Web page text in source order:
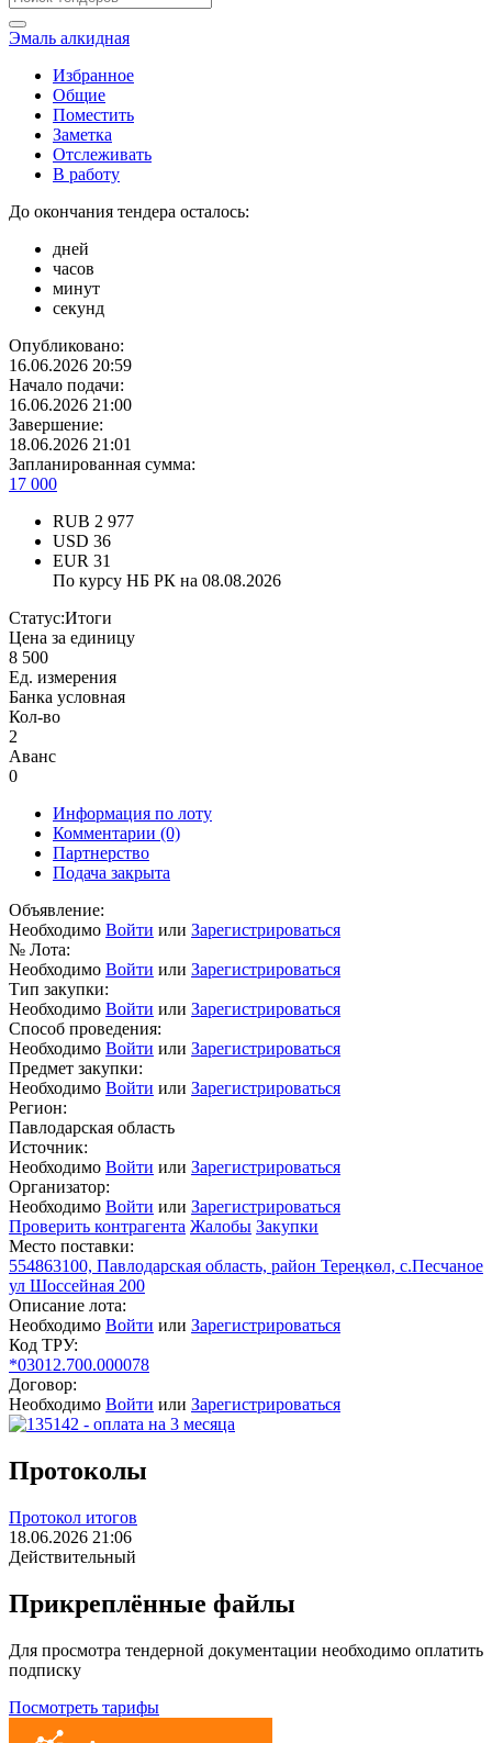
Эмаль алкидная
Избранное
Общие
Поместить
Заметка
Отслеживать
В работу
До окончания тендера осталось:
дней
часов
минут
секунд
Опубликовано:
16.06.2026 20:59
Начало подачи:
16.06.2026 21:00
Завершение:
18.06.2026 21:01
Запланированная сумма:
17 000
RUB 2 977
USD 36
EUR 31
По курсу НБ РК на 08.08.2026
Статус:Итоги
Цена за единицу
8 500
Ед. измерения
Банка условная
Кол-во
2
Аванс
0
Информация по лоту
Комментарии (0)
Партнерство
Подача закрыта
Объявление:
Необходимо Войти или Зарегистрироваться
№ Лота:
Необходимо Войти или Зарегистрироваться
Тип закупки:
Необходимо Войти или Зарегистрироваться
Способ проведения:
Необходимо Войти или Зарегистрироваться
Предмет закупки:
Необходимо Войти или Зарегистрироваться
Регион:
Павлодарская область
Источник:
Необходимо Войти или Зарегистрироваться
Организатор:
Необходимо Войти или Зарегистрироваться
Проверить контрагента Жалобы Закупки
Место поставки:
554863100, Павлодарская область, район Тереңкөл, с.Песчаное
ул Шоссейная 200
Описание лота:
Необходимо Войти или Зарегистрироваться
Код ТРУ:
*03012.700.000078
Договор:
Необходимо Войти или Зарегистрироваться
Протоколы
Протокол итогов
18.06.2026 21:06
Действительный
Прикреплённые файлы
Для просмотра тендерной документации необходимо оплатить
подписку
Посмотреть тарифы